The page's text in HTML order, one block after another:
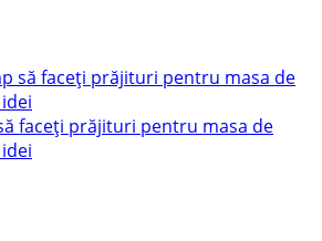
să faceți prăjituri pentru masa de
faceți prăjituri pentru masa de